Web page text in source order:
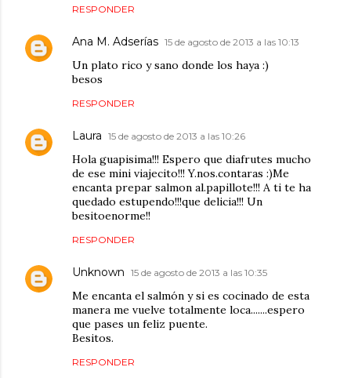
RESPONDER
Ana M. Adserías 15 de agosto de 2013 a las 10:13
Un plato rico y sano donde los haya :)
besos
RESPONDER
Laura 15 de agosto de 2013 a las 10:26
Hola guapisima!!! Espero que diafrutes mucho
de ese mini viajecito!!! Y.nos.contaras :)Me
encanta prepar salmon al.papillote!!! A ti te ha
quedado estupendo!!!que delicia!!! Un
besitoenorme!!
RESPONDER
Unknown 15 de agosto de 2013 a las 10:35
Me encanta el salmón y si es cocinado de esta
manera me vuelve totalmente loca.......espero
que pases un feliz puente.
Besitos.
RESPONDER